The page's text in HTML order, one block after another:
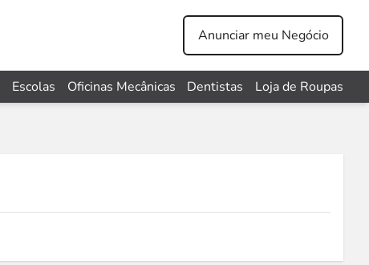
Anunciar meu Negócio
Escolas Oficinas Mecânicas Dentistas Loja de Roupas